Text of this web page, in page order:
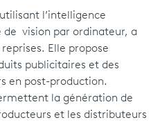
l’intelligence
vision par ordinateur, a
Elle propose
publicitaires et des
en post-production.
la génération de
et les distributeurs